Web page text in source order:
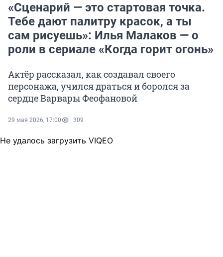
«Сценарий — это стартовая точка.
Тебе дают палитру красок, а ты
сам рисуешь»: Илья Малаков — о
роли в сериале «Когда горит огонь»
Актёр рассказал, как создавал своего
персонажа, учился драться и боролся за
сердце Варвары Феофановой
29 мая 2026, 17:00 309
Не удалось загрузить VIQEO